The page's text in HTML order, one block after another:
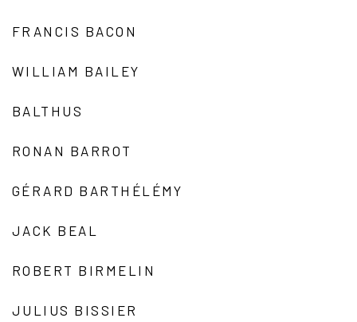
FRANCIS BACON
WILLIAM BAILEY
BALTHUS
RONAN BARROT
GÉRARD BARTHÉLÉMY
JACK BEAL
ROBERT BIRMELIN
JULIUS BISSIER